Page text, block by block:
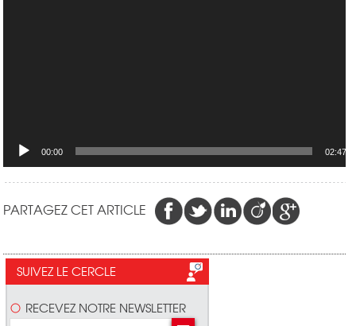
00:00 02:47
PARTAGEZ CET ARTICLE
SUIVEZ LE CERCLE
RECEVEZ NOTRE NEWSLETTER